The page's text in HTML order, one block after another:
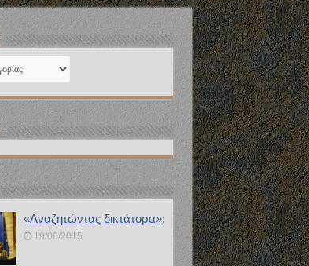
«Αναζητώντας δικτάτορα»;
19/06/2015